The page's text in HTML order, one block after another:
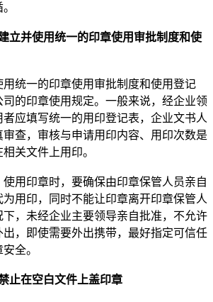
并使用统一的印章使用审批制度和使
一的印章使用审批制度和使用登记
的印章使用规定。一般来说，经企业领
应填写统一的用印登记表，企业文书人
审查，审核与申请用印内容、用印次数是
关文件上用印。
印章时，要确保由印章保管人员亲自
用印，同时不能让印章离开印章保管人
下，未经企业主要领导亲自批准，不允许
，即使需要外出携带，最好指定可信任
全。
在空白文件上盖印章